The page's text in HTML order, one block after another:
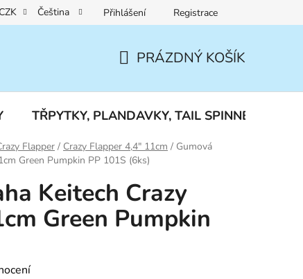
a vrácení zboží
CZK Čeština Přihlášení Registrace
KOŠÍK
PRÁZDNÝ KOŠÍK
TŘPYTKY, PLANDAVKY, TAIL SPINNERY
Flapper / Crazy Flapper 4,4" 11cm / Gumová
Green Pumpkin PP 101S (6ks)
Keitech Crazy
Green Pumpkin